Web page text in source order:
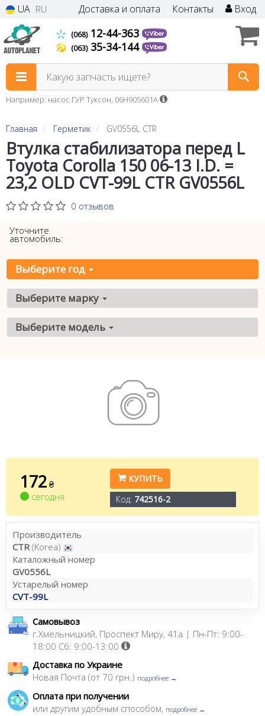
UA RU Доставка и оплата Контакты Вход
(068)12-44-363
(063)35-34-144
Какую запчасть ищете?
Например: насос ГУР Туксон, 06H905601A
Главная Герметик GV0556L CTR
Втулка стабилизатора перед L
Toyota Corolla 150 06-13 I.D. =
23,2 OLD CVT-99L CTR GV0556L
0 отзывов
Уточните
автомобиль:
Выберите год
Выберите марку
Выберите модель
172 ₴
сегодня
КУПИТЬ
Код: 742516-2
Производитель
CTR(Korea)
Каталожный номер
GV0556L
Устарелый номер
CVT-99L
Самовывоз
г.Хмельницкий, Проспект Миру, 41а | Пн-Пт: 9:00-
18:00 Сб: 9:00-13:00
Доставка по Украине
Новая Почта (от 70 грн.) подробнее →
Оплата при получении
или другим удобным способом, подробнее →